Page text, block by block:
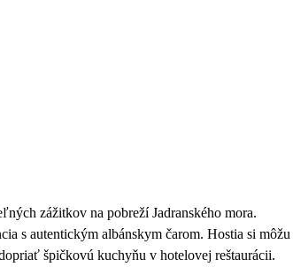
zážitkov na pobreží Jadranského mora.
s autentickým albánskym čarom. Hostia si môžu
špičkovú kuchyňu v hotelovej reštaurácii.